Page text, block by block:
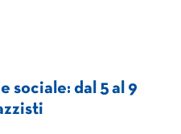
sociale: dal 5 al 9